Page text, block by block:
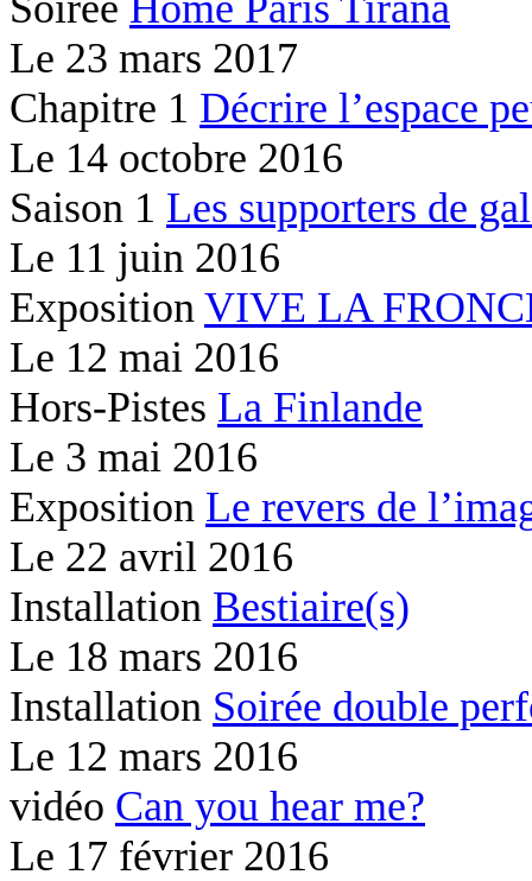
Le 23 mars 2017
Chapitre 1 Décrire l’espace
Le 14 octobre 2016
Saison 1 Les supporters de
Le 11 juin 2016
Exposition VIVE LA
Le 12 mai 2016
Hors-Pistes La Finlande
Le 3 mai 2016
Exposition Le revers de
Le 22 avril 2016
Installation Bestiaire(s)
Le 18 mars 2016
Installation Soirée double
Le 12 mars 2016
vidéo Can you hear me?
Le 17 février 2016